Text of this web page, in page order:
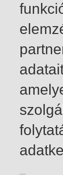
1-1 / insgesamt